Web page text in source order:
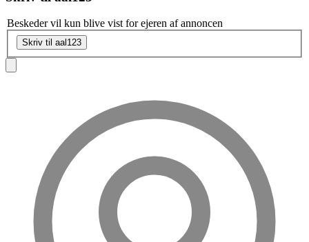
Beskeder vil kun blive vist for ejeren af annoncen
Skriv til aal123